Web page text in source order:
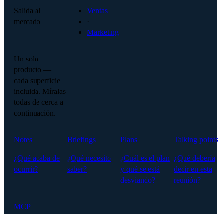
Salida al
mercado
Ventas
·
Marketing
Un solo
producto —
cada superficie
incluida. Míralas
todas de cerca a
continuación.
Notes
¿Qué acaba de
ocurrir?
Briefings
¿Qué necesito
saber?
Plans
¿Cuál es el plan
y qué se está
desviando?
Talking points
¿Qué debería
decir en esta
reunión?
MCP